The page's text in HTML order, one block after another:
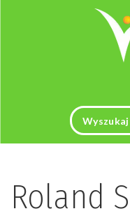
Roland